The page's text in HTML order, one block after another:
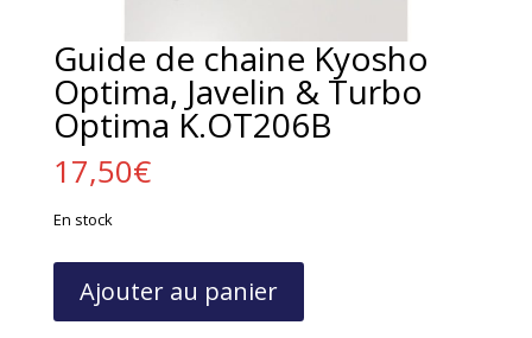
Guide de chaine Kyosho
Optima, Javelin & Turbo
Optima K.OT206B
17,50€
En stock
Ajouter au panier